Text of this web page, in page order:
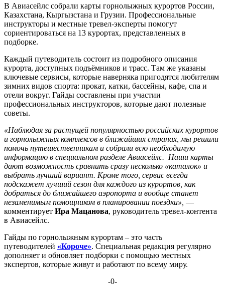
В Авиасейлс собрали карты горнолыжных курортов России,
Казахстана, Кыргызстана и Грузии. Профессиональные
инструкторы и местные тревел-эксперты помогут
сориентироваться на 13 курортах, представленных в
подборке.
Каждый путеводитель состоит из подробного описания
курорта, доступных подъёмников и трасс. Там же указаны
ключевые сервисы, которые наверняка пригодятся любителям
зимних видов спорта: прокат, катки, бассейны, кафе, спа и
отели вокруг. Гайды составлены при участии
профессиональных инструкторов, которые дают полезные
советы.
«Наблюдая за растущей популярностью российских курортов
и горнолыжных комплексов в ближайших странах, мы решили ​
помочь путешественникам и собрали всю необходимую
информацию в специальном разделе Авиасейлс. ​ Наши карты
дают возможность сравнить сразу несколько «каталок» и
выбрать лучший вариант. Кроме того, сервис всегда
подскажет лучший сезон для каждого из курортов, как
добраться до ближайшего аэропорта и вообще станет
незаменимым помощником в планировании поездки», —
комментирует Ира Мацанова, руководитель тревел-контента
в Авиасейлс.
Гайды по горнолыжным курортам – это часть
путеводителей «Короче». Специальная редакция регулярно
дополняет и обновляет подборки с помощью местных
экспертов, которые живут и работают по всему миру.
-0-